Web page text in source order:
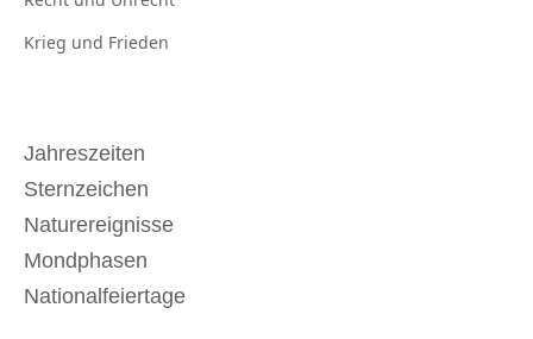
Krieg und Frieden
Jahreszeiten
Sternzeichen
Naturereignisse
Mondphasen
Nationalfeiertage